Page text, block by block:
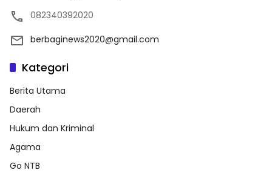
082340392020
berbaginews2020@gmail.com
Kategori
Berita Utama
Daerah
Hukum dan Kriminal
Agama
Go NTB